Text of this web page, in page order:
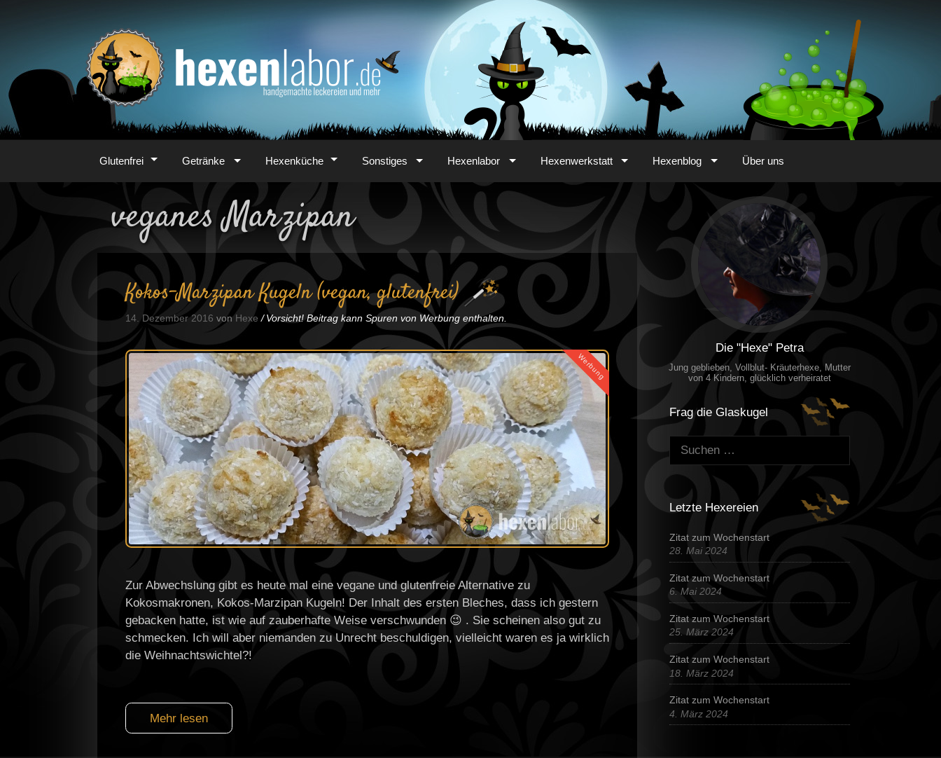
Glutenfrei Getränke Hexenküche Sonstiges Hexenlabor Hexenwerkstatt Hexenblog Über uns
veganes Marzipan
Kokos-Marzipan Kugeln (vegan, glutenfrei)
14. Dezember 2016 vonHexe Vorsicht! Beitrag kann Spuren von Werbung enthalten.
Werbung
Zur Abwechslung gibt es heute mal eine vegane und glutenfreie Alternative zu
Kokosmakronen, Kokos-Marzipan Kugeln! Der Inhalt des ersten Bleches, dass ich gestern
gebacken hatte, ist wie auf zauberhafte Weise verschwunden 😉 . Sie scheinen also gut zu
schmecken. Ich will aber niemanden zu Unrecht beschuldigen, vielleicht waren es ja wirklich
die Weihnachtswichtel?!
Mehr lesen
Die "Hexe" Petra
Jung geblieben, Vollblut- Kräuterhexe, Mutter
von 4 Kindern, glücklich verheiratet
Frag die Glaskugel
Suchen:
Letzte Hexereien
Zitat zum Wochenstart
28. Mai 2024
Zitat zum Wochenstart
6. Mai 2024
Zitat zum Wochenstart
25. März 2024
Zitat zum Wochenstart
18. März 2024
Zitat zum Wochenstart
4. März 2024